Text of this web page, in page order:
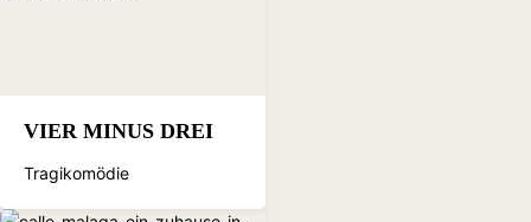
VIER MINUS DREI
Tragikomödie